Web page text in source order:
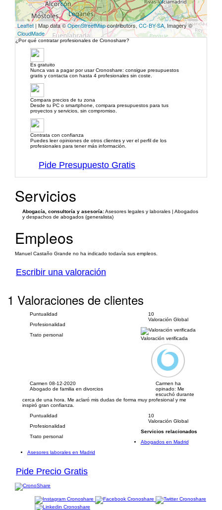
Leaflet| Map data ©OpenStreetMapcontributors, CC-BY-SA, Imagery ©
CloudMade
¿Por qué contratar profesionales de Cronoshare?
Es gratuito
Nunca vas a pagar por usar Cronoshare: consigue presupuestos
gratis y contacta con hasta 4 profesionales sin coste.
Compara precios de tu zona
Desde tu PC o smartphone, compara presupuestos para tus
proyectos y servicios, sin compromiso.
Contrata con confianza
Puedes leer opiniones de otros clientes y ver el perfil de los
profesionales para tener más información.
Pide Presupuesto Gratis
Servicios
Abogacía, consultoría y asesoría:Asesores legales y laborales | Abogados
y despachos de abogados (generalista)
Empleos
Manuel Castaño Grande no ha indicado todavía sus empleos.
Escribir una valoración
1 Valoraciones de clientes
Puntualidad
Profesionalidad
Trato personal
10
Valoración Global
Valoración verificada
Carmen 08-12-2020
Abogado de familia en divorcios
Carmen ha
opinado: Me
escuchó durante
cerca de una hora. Me aclaró mis dudas de forma muy profesional y me
inspiró gran confianza.
Puntualidad
Profesionalidad
Trato personal
10
Valoración Global
Servicios relacionados
Abogados en Madrid
Asesores laborales en Madrid
Pide Precio Gratis